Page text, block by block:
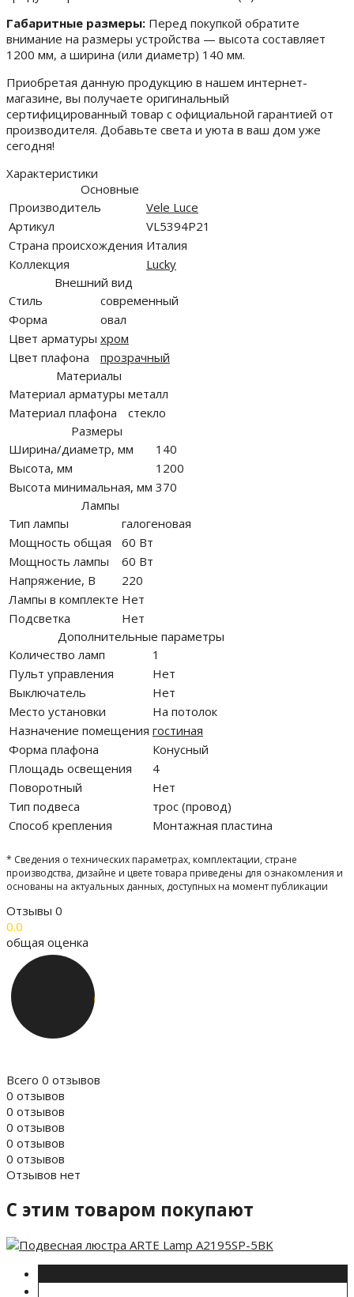
Габаритные размеры: Перед покупкой обратите
внимание на размеры устройства — высота составляет
1200 мм, а ширина (или диаметр) 140 мм.
Приобретая данную продукцию в нашем интернет-
магазине, вы получаете оригинальный
сертифицированный товар с официальной гарантией от
производителя. Добавьте света и уюта в ваш дом уже
сегодня!
Характеристики
Основные
Производитель
Vele Luce
Артикул
VL5394P21
Страна происхождения Италия
Коллекция
Lucky
Внешний вид
Стиль
современный
Форма
овал
Цвет арматуры хром
Цвет плафона
прозрачный
Материалы
Материал арматуры металл
Материал плафона
стекло
Размеры
Ширина/диаметр, мм
140
Высота, мм
1200
Высота минимальная, мм 370
Лампы
Тип лампы
галогеновая
Мощность общая
60 Вт
Мощность лампы
60 Вт
Напряжение, В
220
Лампы в комплекте Нет
Подсветка
Нет
Дополнительные параметры
Количество ламп
1
Пульт управления
Нет
Выключатель
Нет
Место установки
На потолок
Назначение помещения гостиная
Форма плафона
Конусный
Площадь освещения
4
Поворотный
Нет
Тип подвеса
трос (провод)
Способ крепления
Монтажная пластина
* Сведения о технических параметрах, комплектации, стране
производства, дизайне и цвете товара приведены для ознакомления и
основаны на актуальных данных, доступных на момент публикации
Отзывы 0
0.0
общая оценка
Всего 0 отзывов
0 отзывов
0 отзывов
0 отзывов
0 отзывов
0 отзывов
Отзывов нет
C этим товаром покупают